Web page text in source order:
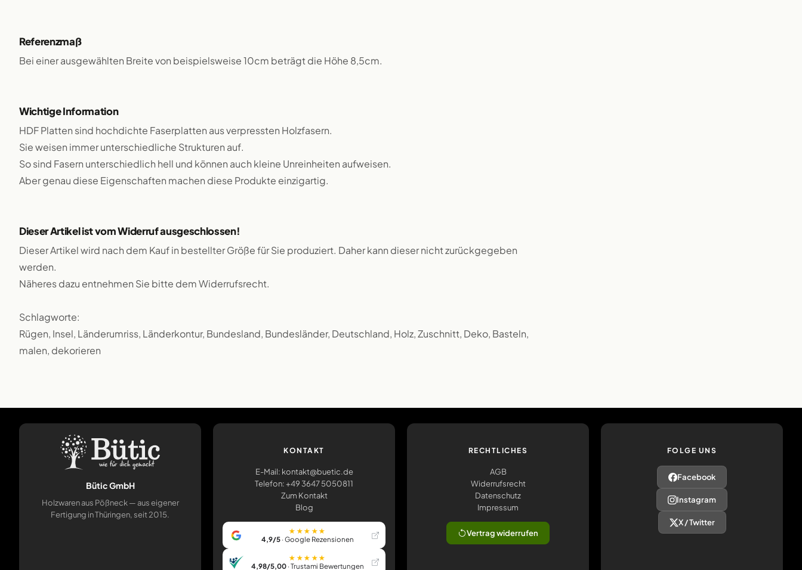
Referenzmaß
Bei einer ausgewählten Breite von beispielsweise 10cm beträgt die Höhe 8,5cm.
Wichtige Information
HDF Platten sind hochdichte Faserplatten aus verpressten Holzfasern.
Sie weisen immer unterschiedliche Strukturen auf.
So sind Fasern unterschiedlich hell und können auch kleine Unreinheiten aufweisen.
Aber genau diese Eigenschaften machen diese Produkte einzigartig.
Dieser Artikel ist vom Widerruf ausgeschlossen!
Dieser Artikel wird nach dem Kauf in bestellter Größe für Sie produziert. Daher kann dieser nicht zurückgegeben
werden.
Näheres dazu entnehmen Sie bitte dem Widerrufsrecht.
Schlagworte:
Rügen, Insel, Länderumriss, Länderkontur, Bundesland, Bundesländer, Deutschland, Holz, Zuschnitt, Deko, Basteln,
malen, dekorieren
Bütic GmbH
Holzwaren aus Pößneck — aus eigener
Fertigung in Thüringen, seit 2015.
KONTAKT
E-Mail: kontakt@buetic.de
Telefon: +49 3647 5050811
Zum Kontakt
Blog
★★★★★
4,9/5 · Google Rezensionen
★★★★★
4,98/5,00 · Trustami Bewertungen
RECHTLICHES
AGB
Widerrufsrecht
Datenschutz
Impressum
Vertrag widerrufen
FOLGE UNS
Facebook
Instagram
X / Twitter